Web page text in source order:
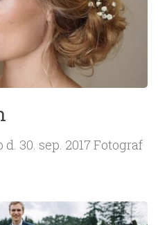
30. sep. 2017 Fotograf